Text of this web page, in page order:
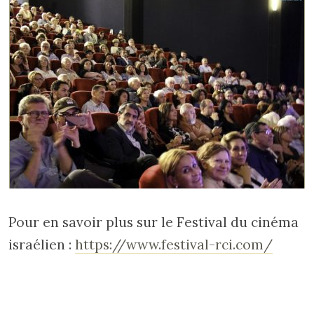
Pour en savoir plus sur le Festival du cinéma
israélien : https://www.festival-rci.com/